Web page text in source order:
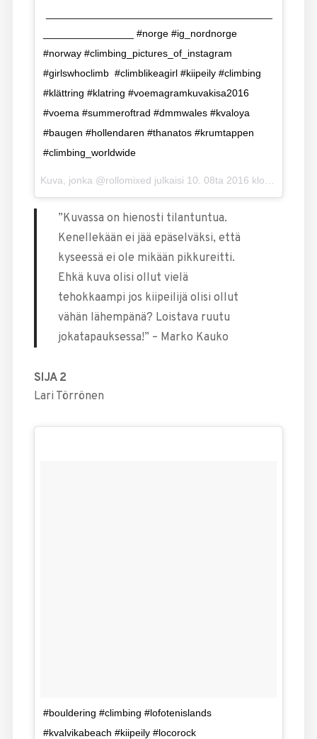
________________ #norge #ig_nordnorge
#norway #climbing_pictures_of_instagram
#girlswhoclimb #climblikeagirl #kiipeily #climbing
#klättring #klatring #voemagramkuvakisa2016
#voema #summeroftrad #dmmwales #kvaloya
#baugen #hollendaren #thanatos #krumtappen
#climbing_worldwide
Kuva, jonka @rollomixed julkaisi 10. 08ta 2016 klo 23.25 PDT
”Kuvassa on hienosti tilantuntua.
Kenellekään ei jää epäselväksi, että
kyseessä ei ole mikään pikkureitti.
Ehkä kuva olisi ollut vielä
tehokkaampi jos kiipeilijä olisi ollut
vähän lähempänä? Loistava ruutu
jokatapauksessa!” – Marko Kauko
SIJA 2
Lari Törrönen
#bouldering #climbing #lofotenislands
#kvalvikabeach #kiipeily #locorock